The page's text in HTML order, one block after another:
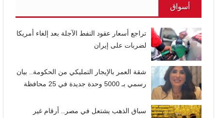
أسواق
تراجع أسعار عقود النفط الآجلة بعد إلغاء أمريكا
لضربات على إيران
شقة العمر بالإيجار التمليكي من الحكومة.. بيان
رسمي بـ 5000 وحدة جديدة في 25 محافظة
سباق الذهب يشتعل في مصر.. أرقام غير